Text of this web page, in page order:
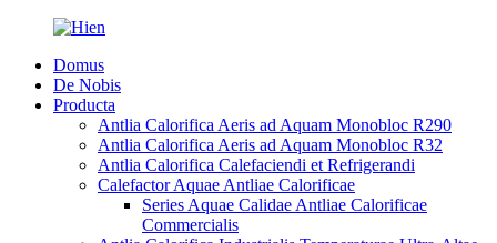
Domus
De Nobis
Producta
Antlia Calorifica Aeris ad Aquam Monobloc R290
Antlia Calorifica Aeris ad Aquam Monobloc R32
Antlia Calorifica Calefaciendi et Refrigerandi
Calefactor Aquae Antliae Calorificae
Series Aquae Calidae Antliae Calorificae
Commercialis